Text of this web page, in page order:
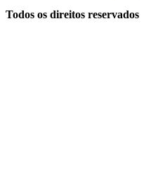
Todos os direitos reservados